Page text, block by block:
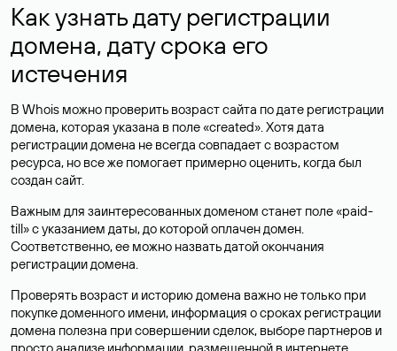
Как узнать дату регистрации
домена, дату срока его
истечения
В Whois можно проверить возраст сайта по дате регистрации
домена, которая указана в поле «created». Хотя дата
регистрации домена не всегда совпадает с возрастом
ресурса, но все же помогает примерно оценить, когда был
создан сайт.
Важным для заинтересованных доменом станет поле «paid-
till» с указанием даты, до которой оплачен домен.
Соответственно, ее можно назвать датой окончания
регистрации домена.
Проверять возраст и историю домена важно не только при
покупке доменного имени, информация о сроках регистрации
домена полезна при совершении сделок, выборе партнеров и